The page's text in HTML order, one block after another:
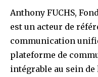
Anthony FUCHS,
est un acteur de
communication
plateforme de
intégrable au sein